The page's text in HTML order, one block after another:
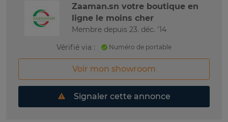
Zaaman.sn votre boutique en
ligne le moins cher
Membre depuis 23. déc. '14
Vérifié via :
Numéro de portable
Voir mon showroom
Signaler cette annonce